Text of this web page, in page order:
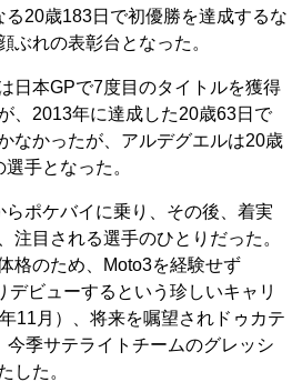
20歳183日で初優勝を達成するな
ぶれの表彰台となった。
日本GPで7度目のタイトルを獲得
、2013年に達成した20歳63日で
なかったが、アルデグエルは20歳
手となった。
ポケバイに乗り、その後、着実
注目される選手のひとりだった。
格のため、Moto3を経験せず
デビューするという珍しいキャリ
11月）、将来を嘱望されドゥカテ
今季サテライトチームのグレッシ
した。